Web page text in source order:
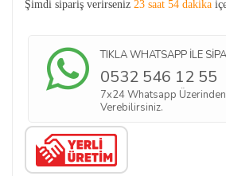
Şimdi sipariş verirseniz 23 saat 54 dakika
TIKLA WHATSAPP İLE
0532 546 12 55
7x24 Whatsapp
Verebilirsiniz.